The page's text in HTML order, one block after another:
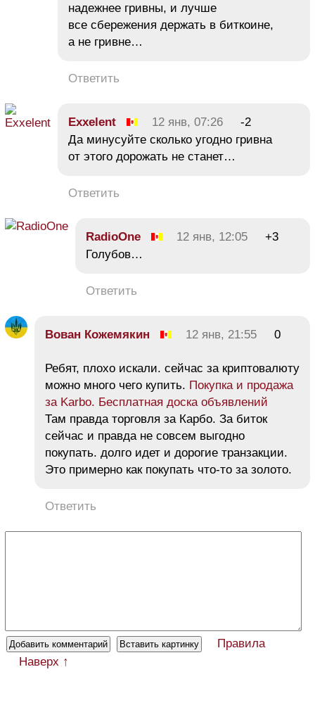
надежнее гривны, и лучше
все сбережения держать в биткоине,
а не гривне…
Ответить
Exxelent 12 янв, 07:26
-2
Да минусуйте сколько угодно гривна
от этого дорожать не станет…
Ответить
RadioOne 12 янв, 12:05
+3
Голубов…
Ответить
Вован Кожемякин 12 янв, 21:55 0
Ребят, плохо искали. сейчас за криптовалюту
можно много чего купить. Покупка и продажа
за Karbo. Бесплатная доска объявлений
Там правда торговля за Карбо. За биток
сейчас и правда не совсем выгодно
покупать. долго идет и дорогие транзакции.
Это примерно как покупать что-то за золото.
Ответить
Правила
Наверх ↑